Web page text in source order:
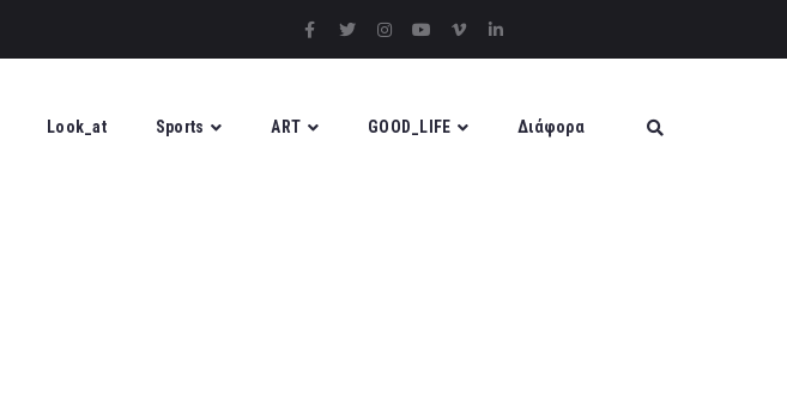
Look_at Sports ART GOOD_LIFE Διάφορα